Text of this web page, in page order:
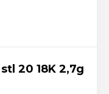
20 18K 2,7g